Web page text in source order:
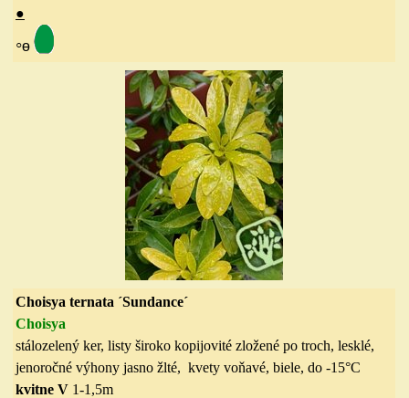
●
◦ө
Choisya ternata ´Sundance´
Choisya
stálozelený ker, listy široko kopijovité zložené po troch, lesklé,
jenoročné výhony jasno žlté, kvety voňavé, biele, do -15°C
kvitne V 1-1,5m